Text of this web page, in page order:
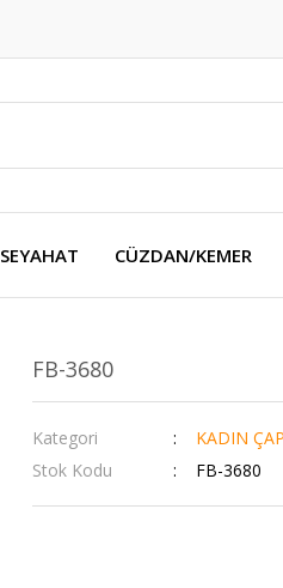
SEYAHAT CÜZDAN/KEMER
FB-3680
Kategori
KADIN
Stok Kodu
FB-3680